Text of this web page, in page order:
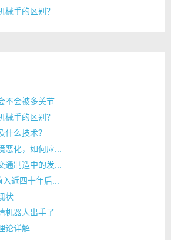
械手的区别？
不会被多关节...
械手的区别？
什么技术？
恶化，如何应...
通制造中的发...
近四十年后...
状
机器人出手了
论详解